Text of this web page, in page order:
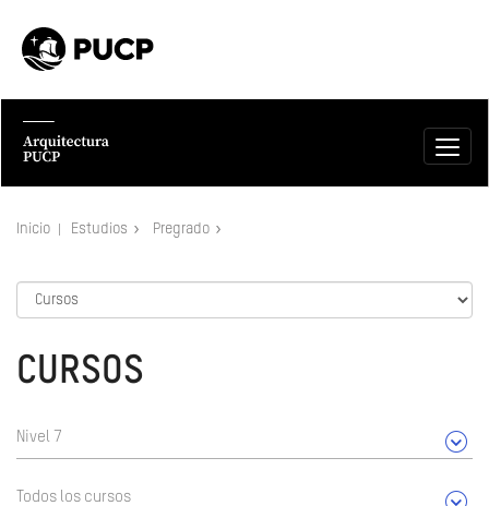
Inicio Estudios Pregrado
CURSOS
Nivel 7
Todos los cursos